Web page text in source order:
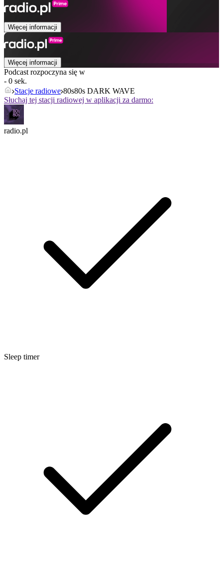
Więcej informacji
Więcej informacji
Podcast rozpoczyna się w
- 0 sek.
Stacje radiowe 80s80s DARK WAVE
Słuchaj tej stacji radiowej w aplikacji za darmo:
radio.pl
Sleep timer